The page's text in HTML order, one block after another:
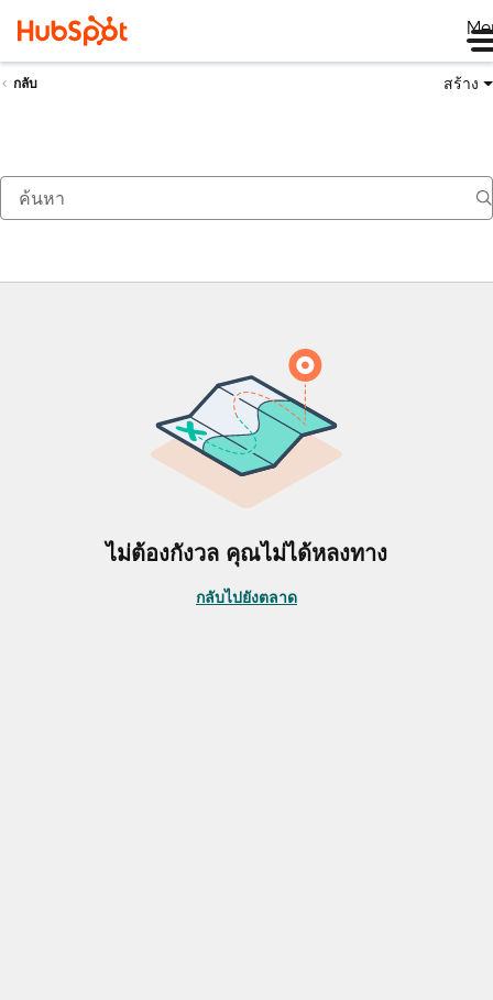
กลับ สร้าง
ไม่ต้องกังวล คุณไม่ได้หลงทาง
กลับไปยังตลาด